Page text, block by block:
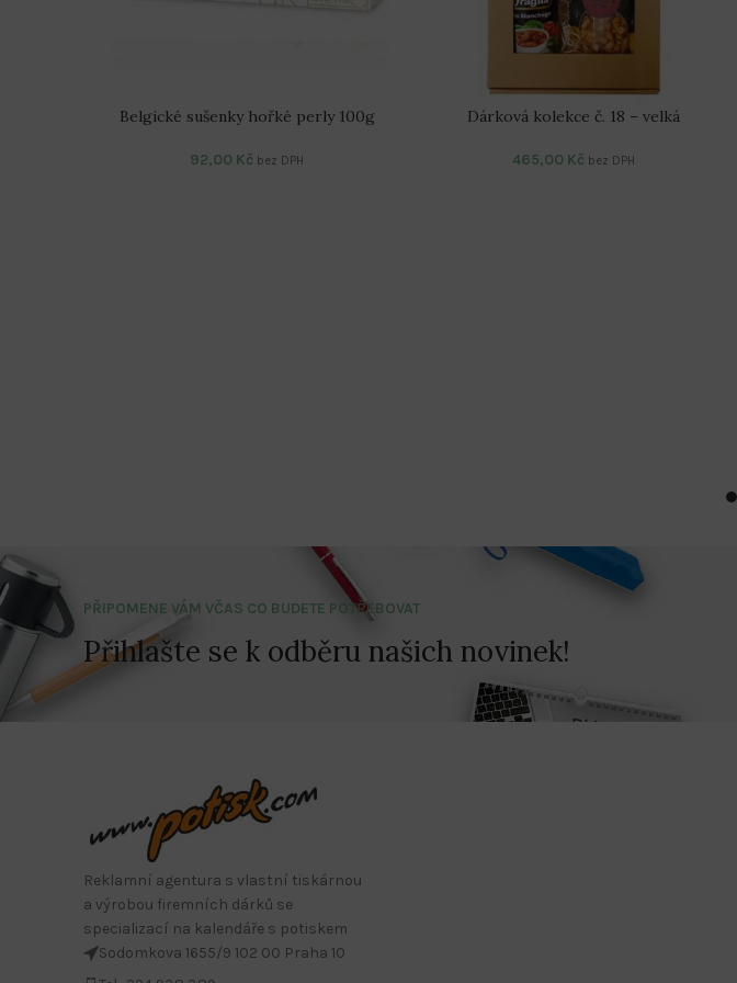
Belgické sušenky hořké perly 100g
92,00 Kč bez DPH
Dárková kolekce č. 18 – velká
465,00 Kč bez DPH
PŘIPOMENE VÁM VČAS CO BUDETE POTŘEBOVAT
Přihlašte se k odběru našich novinek!
Reklamní agentura s vlastní tiskárnou
a výrobou firemních dárků se
specializací na kalendáře s potiskem
Sodomkova 1655/9 102 00 Praha 10